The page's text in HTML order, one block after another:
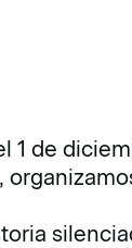
1 de